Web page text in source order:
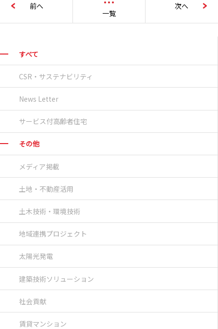
すべて
CSR・サステナビリティ
News Letter
サービス付高齢者住宅
その他
メディア掲載
土地・不動産活用
土木技術・環境技術
地域連携プロジェクト
太陽光発電
建築技術ソリューション
社会貢献
賃貸マンション
前へ
一覧
次へ